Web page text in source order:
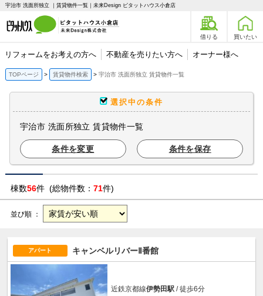
宇治市 洗面所独立 ｜賃貸物件一覧｜未来Design ピタットハウス小倉店
借りる 買いたい
リフォームをお考えの方へ 不動産を売りたい方へ オーナー様へ
TOPページ 賃貸物件検索 宇治市 洗面所独立 賃貸物件一覧
選択中の条件
宇治市 洗面所独立 賃貸物件一覧
条件を変更 条件を保存
棟数56件 (総物件数： 71件)
並び順 ：
アパート キャンベルリバーⅡ番館
近鉄京都線伊勢田駅/ 徒歩6分